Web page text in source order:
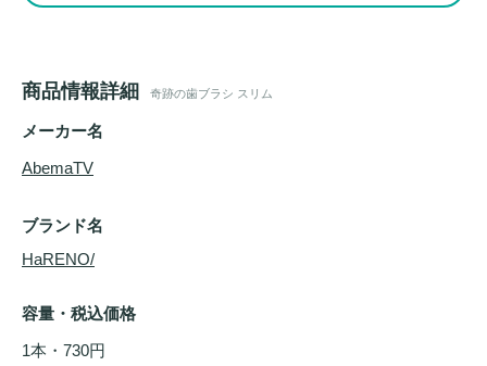
商品情報詳細 奇跡の歯ブラシ スリム
メーカー名
AbemaTV
ブランド名
HaRENO/
容量・税込価格
1本・730円